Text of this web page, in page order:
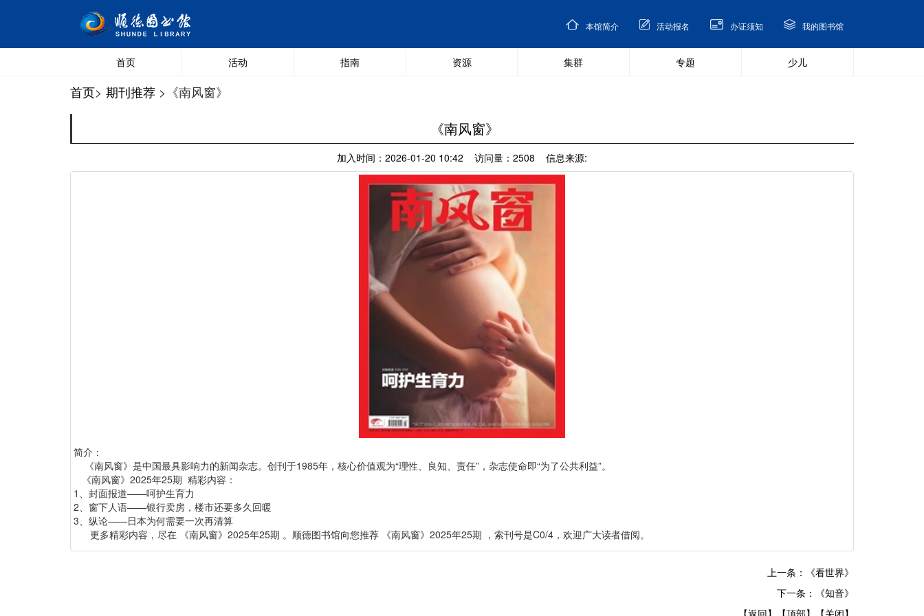
本馆简介 活动报名 办证须知 我的图书馆
首页 活动 指南 资源 集群 专题 少儿
首页> 期刊推荐 >《南风窗》
《南风窗》
加入时间：2026-01-20 10:42 访问量：2508 信息来源:
简介：
《南风窗》是中国最具影响力的新闻杂志。创刊于1985年，核心价值观为“理性、良知、责任”，杂志使命即“为了公共利益”。
《南风窗》2025年25期 精彩内容：
1、封面报道——呵护生育力
2、窗下人语——银行卖房，楼市还要多久回暖
3、纵论——日本为何需要一次再清算
更多精彩内容，尽在 《南风窗》2025年25期 。顺德图书馆向您推荐 《南风窗》2025年25期 ，索刊号是C0/4，欢迎广大读者借阅。
上一条：《看世界》
下一条：《知音》
【返回】
【顶部】 【关闭】